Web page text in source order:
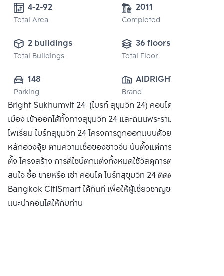
4-2-92
Total Area
2011
Completed
2 buildings
Total Buildings
36 floors
Total Floor
148
Parking
AIDRIGHT
HOIDINGS CO.,
LTD.
Brand
Bright Sukhumvit 24 (ไบรท์ สุขุมวิท 24) คอนโดหรูใจกลาง
เมือง เข้าออกได้ทั้งทางสุขุมวิท 24 และถนนพระราม 4 ใกล้ ดิ เอ็ม
โพเรียม ไบร์ทสุขุมวิท 24 โครงการถูกออกแบบด้วยพื้นฐานตาม
หลักฮวงจุ้ย ตามความเชื่อของชาวจีน นับตั้งแต่การเลือกทำเลที่
ตั้ง โครงสร้าง การดีไซน์ตกแต่งทั้งหมดใช้วัสดุการตกแต่งอย่างดี
สนใจ ซื้อ ขายหรือ เช่า คอนโด ไบร์ทสุขุมวิท 24 ติดต่อหาเรา
Bangkok CitiSmart ได้ทันที เพื่อให้ผู้เชี่ยวชาญของเราได้
แนะนำคอนโดให้กับท่าน